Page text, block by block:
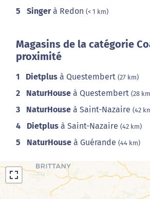
5 Singerà Redon (< 1 km)
Magasins de la catégorie
proximité
1 Dietplus à Questembert (27 km)
2 NaturHouse à Questembert (28
3 NaturHouse à Saint-Nazaire (42
4 Dietplus à Saint-Nazaire (42 km)
5 NaturHouse à Guérande (44 km)